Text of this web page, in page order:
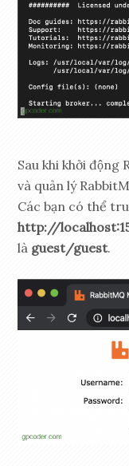
Sau khi khởi
và quản lý
Các bạn có thể
http://
là guest/guest.